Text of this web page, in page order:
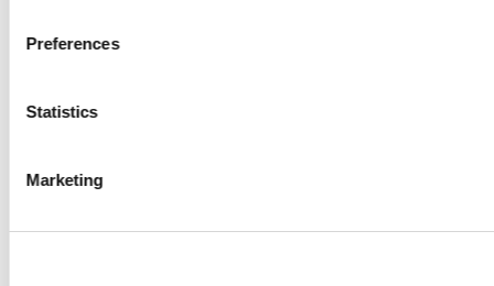
Preferences
Statistics
Marketing